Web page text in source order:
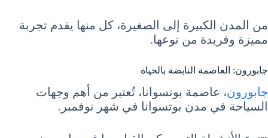
من المدن الكبيرة إلى الصغيرة، كل منها يقدم تجربة
مميزة وفريدة من نوعها.
جابورون: العاصمة النابضة بالحياة
جابورون، عاصمة بوتسوانا، تُعتبر من أهم وجهات
السياحة في مدن بوتسوانا في شهر نوفمبر.